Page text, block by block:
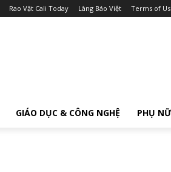
Rao Vặt Cali Today Làng Báo Việt Terms of
GIÁO DỤC & CÔNG NGHỆ PHỤ NỮ